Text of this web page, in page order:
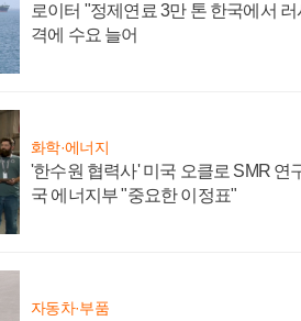
로이터 "정제연료 3만 톤 한국에서
격에 수요 늘어
화학·에너지
'한수원 협력사' 미국 오클로 SMR 연
국 에너지부 "중요한 이정표"
자동차·부품